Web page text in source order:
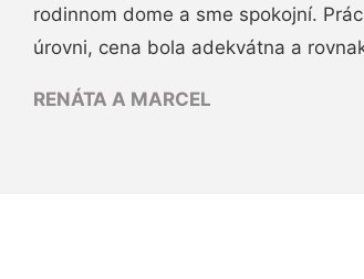
rodinnom dome a sme spokojní.
úrovni, cena bola adekvátna a
RENÁTA A MARCEL